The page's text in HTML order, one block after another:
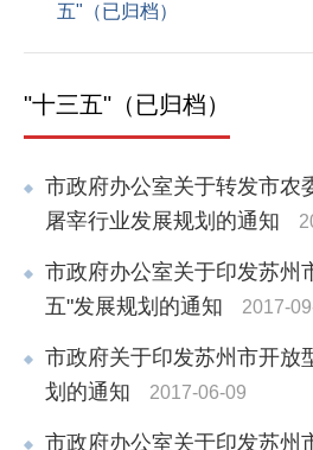
五"（已归档）
"十三五"（已归档）
市政府办公室关于转发市农
屠宰行业发展规划的通知
市政府办公室关于印发苏州
五"发展规划的通知
2017-
市政府关于印发苏州市开放
划的通知
2017-06-09
市政府办公室关于印发苏州